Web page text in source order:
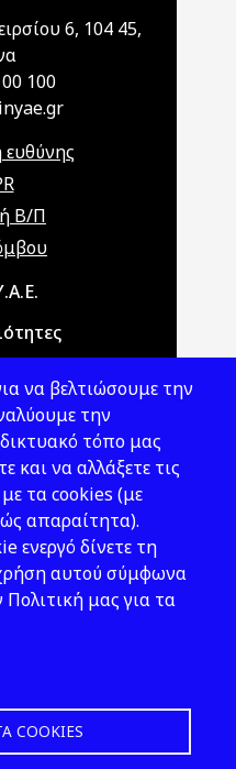
6, 104 45,
100
Β/Π
μας
να βελτιώσουμε την
την
τόπο μας
και να αλλάξετε τις
τα cookies (με
απαραίτητα).
ενεργό δίνετε τη
αυτού σύμφωνα
μας για τα
COOKIES